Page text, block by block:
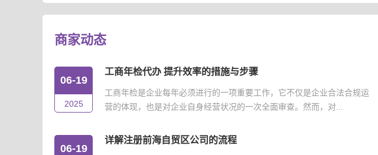
商家动态
06-19
2025
工商年检代办 提升效率的措施与步骤
工商年检是企业每年必须进行的一项重要工作，它不仅是企业合法合规运
营的体现，也是对企业自身经营状况的一次全面审查。然而，对...
06-19
详解注册前海自贸区公司的流程